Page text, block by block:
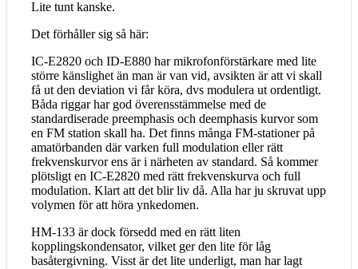
Lite tunt kanske.
Det förhåller sig så här:
IC-E2820 och ID-E880 har mikrofonförstärkare med lite
större känslighet än man är van vid, avsikten är att vi skall
få ut den deviation vi får köra, dvs modulera ut ordentligt.
Båda riggar har god överensstämmelse med de
standardiserade preemphasis och deemphasis kurvor som
en FM station skall ha. Det finns många FM-stationer på
amatörbanden där varken full modulation eller rätt
frekvenskurvor ens är i närheten av standard. Så kommer
plötsligt en IC-E2820 med rätt frekvenskurva och full
modulation. Klart att det blir liv då. Alla har ju skruvat upp
volymen för att höra ynkedomen.
HM-133 är dock försedd med en rätt liten
kopplingskondensator, vilket ger den lite för låg
basåtergivning. Visst är det lite underligt, man har lagt